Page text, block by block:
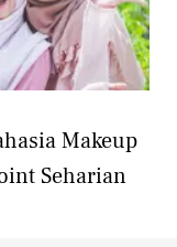
Makeup
Seharian